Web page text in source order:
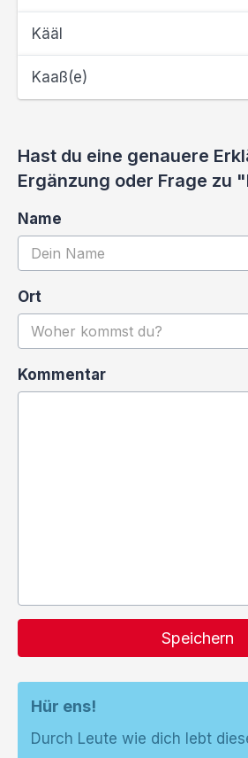
Kääl
Kaaß(e)
Hast du eine genauere
Ergänzung oder Frage zu
Name
Ort
Kommentar
Speichern
Hür ens!
Durch Leute wie dich lebt